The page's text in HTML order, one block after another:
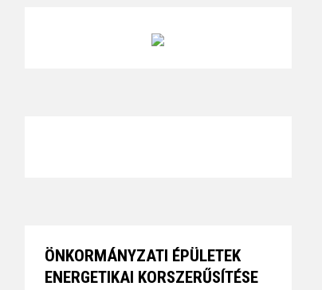
ÖNKORMÁNYZATI ÉPÜLETEK
ENERGETIKAI KORSZERŰSÍTÉSE